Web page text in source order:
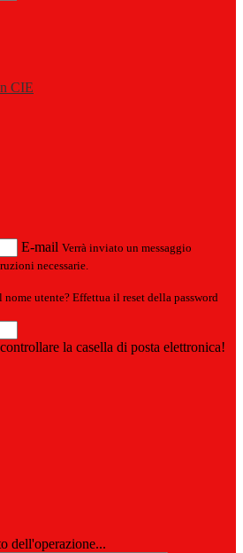
CIE
E-mail Verrà inviato un messaggio
necessarie.
utente? Effettua il reset della password
la casella di posta elettronica!
dell'operazione...